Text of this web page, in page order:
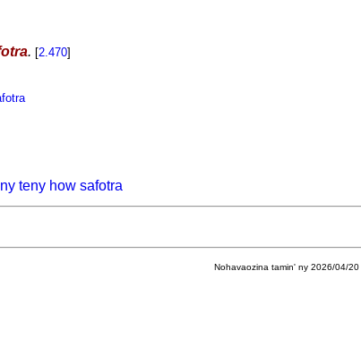
. [2.470]
teny how safotra
Nohavaozina tamin' ny 2026/04/20